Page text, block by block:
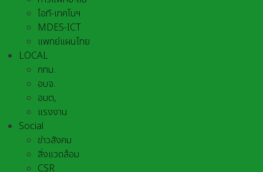
ไอที-เทคโนฯ
MDES-ICT
แพทย์แผนไทย
LOCAL
กทม.
อบจ.
อบต,
แรงงาน
Social
ข่าวสังคม
สิ่งแวดล้อม
CSR